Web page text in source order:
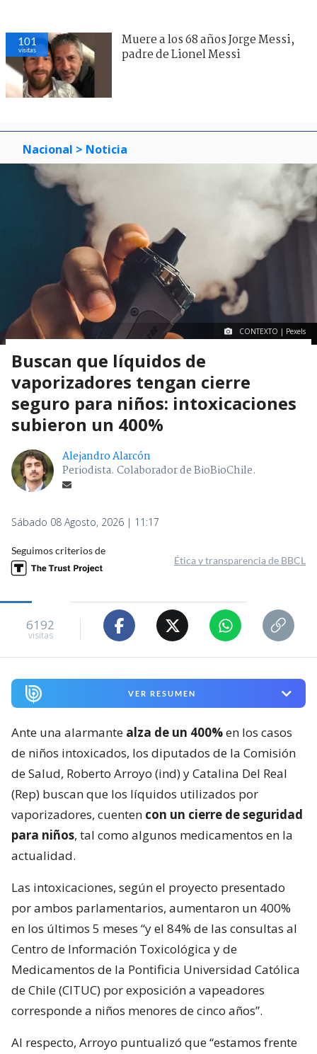
101
visitas
Muere a los 68 años Jorge Messi,
padre de Lionel Messi
Nacional > Noticia
CONTEXTO | Pexels
Buscan que líquidos de
vaporizadores tengan cierre
seguro para niños: intoxicaciones
subieron un 400%
Alejandro Alarcón
Periodista. Colaborador de BioBioChile.
Sábado 08 Agosto, 2026 | 11:17
Seguimos criterios de
Ética y transparencia de BBCL
6192
visitas
VER RESUMEN
Ante una alarmante alza de un 400%en los casos
de niños intoxicados, los diputados de la Comisión
de Salud, Roberto Arroyo (ind) y Catalina Del Real
(Rep) buscan que los líquidos utilizados por
vaporizadores, cuenten con un cierre de seguridad
para niños, tal como algunos medicamentos en la
actualidad.
Las intoxicaciones, según el proyecto presentado
por ambos parlamentarios, aumentaron un 400%
en los últimos 5 meses “y el 84% de las consultas al
Centro de Información Toxicológica y de
Medicamentos de la Pontificia Universidad Católica
de Chile (CITUC) por exposición a vapeadores
corresponde a niños menores de cinco años”.
Al respecto, Arroyo puntualizó que “estamos frente